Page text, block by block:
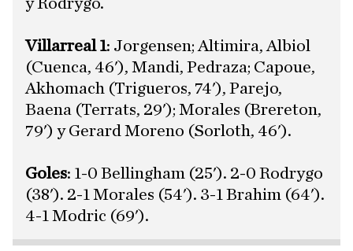
​Villarreal 1: Jorgensen; Altimira, Albiol
(Cuenca, 46'), Mandi, Pedraza; Capoue,
Akhomach (Trigueros, 74'), Parejo,
Baena (Terrats, 29'); Morales (Brereton,
79') y Gerard Moreno (Sorloth, 46').
Goles: 1-0 Bellingham (25'). 2-0 Rodrygo
(38'). 2-1 Morales (54'). 3-1 Brahim (64').
4-1 Modric (69').